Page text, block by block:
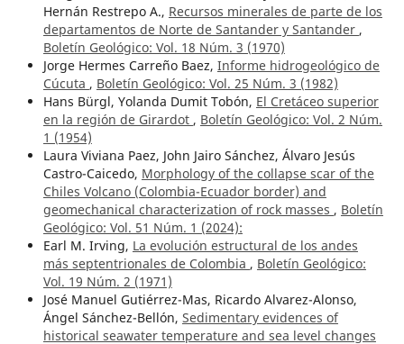
Hernán Restrepo A., Recursos minerales de parte de los
departamentos de Norte de Santander y Santander ,
Boletín Geológico: Vol. 18 Núm. 3 (1970)
Jorge Hermes Carreño Baez, Informe hidrogeológico de
Cúcuta , Boletín Geológico: Vol. 25 Núm. 3 (1982)
Hans Bürgl, Yolanda Dumit Tobón, El Cretáceo superior
en la región de Girardot , Boletín Geológico: Vol. 2 Núm.
1 (1954)
Laura Viviana Paez, John Jairo Sánchez, Álvaro Jesús
Castro-Caicedo, Morphology of the collapse scar of the
Chiles Volcano (Colombia-Ecuador border) and
geomechanical characterization of rock masses , Boletín
Geológico: Vol. 51 Núm. 1 (2024):
Earl M. Irving, La evolución estructural de los andes
más septentrionales de Colombia , Boletín Geológico:
Vol. 19 Núm. 2 (1971)
José Manuel Gutiérrez-Mas, Ricardo Alvarez-Alonso,
Ángel Sánchez-Bellón, Sedimentary evidences of
historical seawater temperature and sea level changes